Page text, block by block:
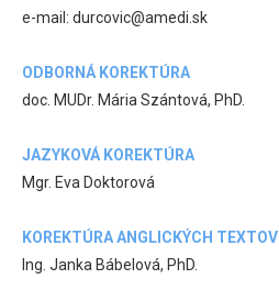
e-mail: durcovic@amedi.sk
ODBORNÁ KOREKTÚRA
doc. MUDr. Mária Szántová, PhD.
JAZYKOVÁ KOREKTÚRA
Mgr. Eva Doktorová
KOREKTÚRA ANGLICKÝCH TEXTOV
Ing. Janka Bábelová, PhD.